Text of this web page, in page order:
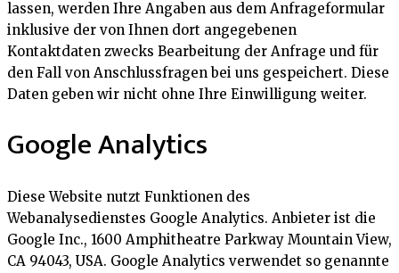
lassen, werden Ihre Angaben aus dem Anfrageformular
inklusive der von Ihnen dort angegebenen
Kontaktdaten zwecks Bearbeitung der Anfrage und für
den Fall von Anschlussfragen bei uns gespeichert. Diese
Daten geben wir nicht ohne Ihre Einwilligung weiter.
Google Analytics
Diese Website nutzt Funktionen des
Webanalysedienstes Google Analytics. Anbieter ist die
Google Inc., 1600 Amphitheatre Parkway Mountain View,
CA 94043, USA. Google Analytics verwendet so genannte